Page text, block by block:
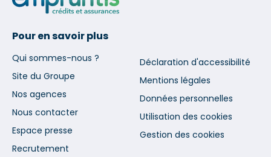
Pour en savoir plus
Qui sommes-nous ?
Site du Groupe
Nos agences
Nous contacter
Espace presse
Recrutement
Déclaration d'accessibilité
Mentions légales
Données personnelles
Utilisation des cookies
Gestion des cookies